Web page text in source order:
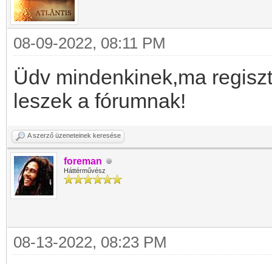
08-09-2022, 08:11 PM
Üdv mindenkinek,ma
leszek a fórumnak!
A szerző üzeneteinek keresése
foreman
Háttérművész
08-13-2022, 08:23 PM